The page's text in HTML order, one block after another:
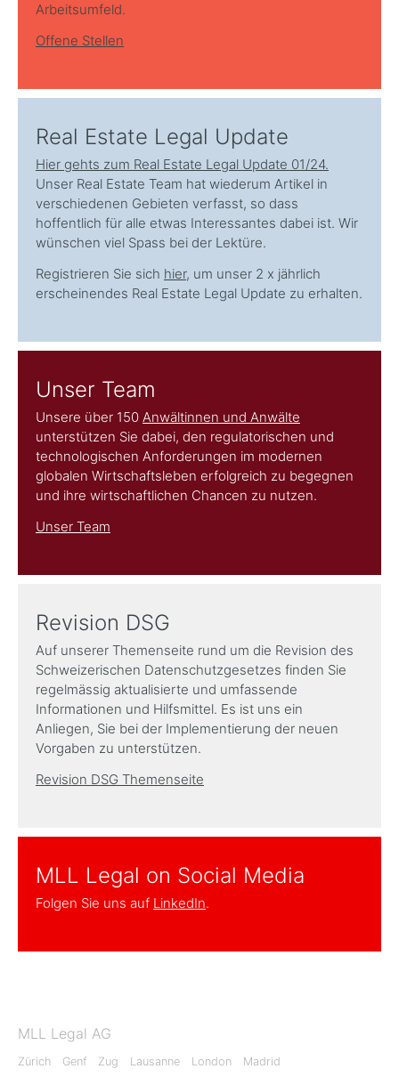
Arbeitsumfeld.
Offene Stellen
Real Estate Legal Update
Hier gehts zum Real Estate Legal Update 01/24.
Unser Real Estate Team hat wiederum Artikel in
verschiedenen Gebieten verfasst, so dass
hoffentlich für alle etwas Interessantes dabei ist. Wir
wünschen viel Spass bei der Lektüre.
Registrieren Sie sich hier, um unser 2 x jährlich
erscheinendes Real Estate Legal Update zu erhalten.
Unser Team
Unsere über 150 Anwältinnen und Anwälte
unterstützen Sie dabei, den regulatorischen und
technologischen Anforderungen im modernen
globalen Wirtschaftsleben erfolgreich zu begegnen
und ihre wirtschaftlichen Chancen zu nutzen.
Unser Team
Revision DSG
Auf unserer Themenseite rund um die Revision des
Schweizerischen Datenschutzgesetzes finden Sie
regelmässig aktualisierte und umfassende
Informationen und Hilfsmittel. Es ist uns ein
Anliegen, Sie bei der Implementierung der neuen
Vorgaben zu unterstützen.
Revision DSG Themenseite
MLL Legal on Social Media
Folgen Sie uns auf LinkedIn.
MLL Legal AG
Zürich Genf Zug Lausanne London Madrid